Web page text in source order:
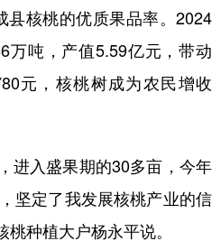
县核桃的优质果品率。2024
万吨，产值5.59亿元，带动
元，核桃树成为农民增收
入盛果期的30多亩，今年
坚定了我发展核桃产业的信
桃种植大户杨永平说。